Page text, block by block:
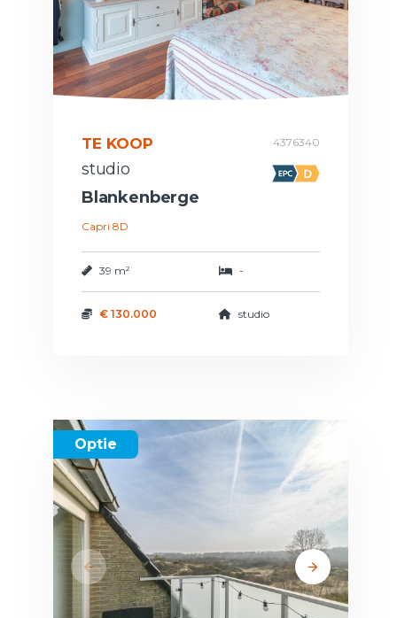
TE KOOP 4376340
studio
Blankenberge
Capri 8D
39 m² -
€ 130.000 studio
Optie